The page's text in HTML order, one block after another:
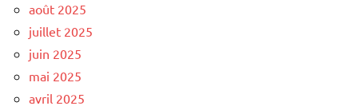
août 2025
juillet 2025
juin 2025
mai 2025
avril 2025